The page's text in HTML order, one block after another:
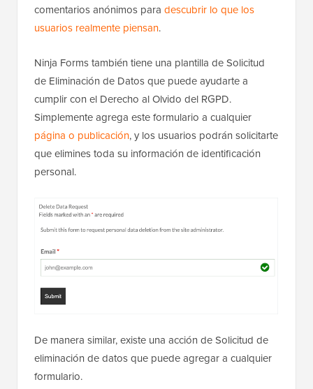
comentarios anónimos para descubrir lo que los
usuarios realmente piensan.
Ninja Forms también tiene una plantilla de Solicitud
de Eliminación de Datos que puede ayudarte a
cumplir con el Derecho al Olvido del RGPD.
Simplemente agrega este formulario a cualquier
página o publicación, y los usuarios podrán solicitarte
que elimines toda su información de identificación
personal.
De manera similar, existe una acción de Solicitud de
eliminación de datos que puede agregar a cualquier
formulario.